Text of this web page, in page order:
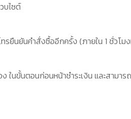
บไซต์
ทรยืนยันคำสั่งซื้ออีกครั้ง (ภายใน 1 ชั่วโ
นขั้นตอนก่อนหน้าชำระเงิน และสามาร